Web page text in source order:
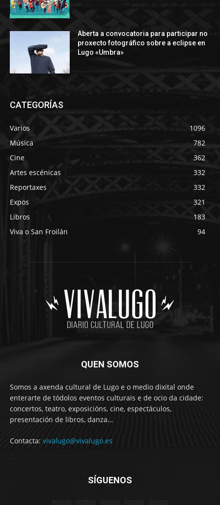
Aberta a convocatoria para participar no
proxecto fotográfico sobre a eclipse en
Lugo «Umbra»
CATEGORÍAS
Varios
1096
Música
782
Cine
362
Artes escénicas
332
Reportaxes
332
Expos
321
Libros
183
Viva o San Froilán
94
QUEN SOMOS
Somos a axenda cultural de Lugo e o medio dixital onde
enterarte de tódolos eventos culturais e de ocio da cidade:
concertos, teatro, exposicións, cine, espectáculos,
presentación de libros, danza…
Contacta: vivalugo@vivalugo.es
SÍGUENOS